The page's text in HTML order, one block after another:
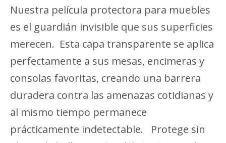
Nuestra película protectora para muebles
es el guardián invisible que sus superficies
merecen. Esta capa transparente se aplica
perfectamente a sus mesas, encimeras y
consolas favoritas, creando una barrera
duradera contra las amenazas cotidianas y
al mismo tiempo permanece
prácticamente indetectable. Protege sin